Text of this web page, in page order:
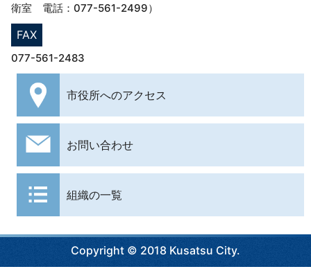
衛室 電話：077-561-2499）
FAX
077-561-2483
市役所へのアクセス
お問い合わせ
組織の一覧
Copyright © 2018 Kusatsu City.